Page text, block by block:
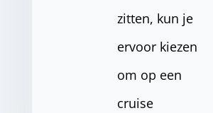
zitten, kun je
ervoor kiezen
om op een
cruise